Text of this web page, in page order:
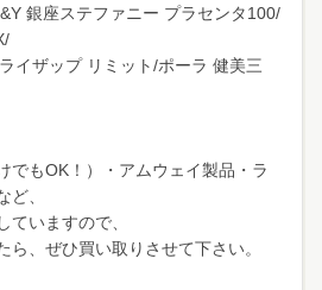
銀座ステファニー プラセンタ100/
イザップ リミット/ポーラ 健美三
でもOK！）・アムウェイ製品・ラ
ど、
ていますので、
ら、ぜひ買い取りさせて下さい。